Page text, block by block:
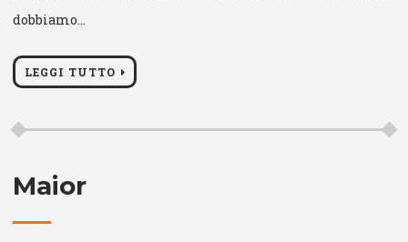
dobbiamo…
LEGGI TUTTO
Maior